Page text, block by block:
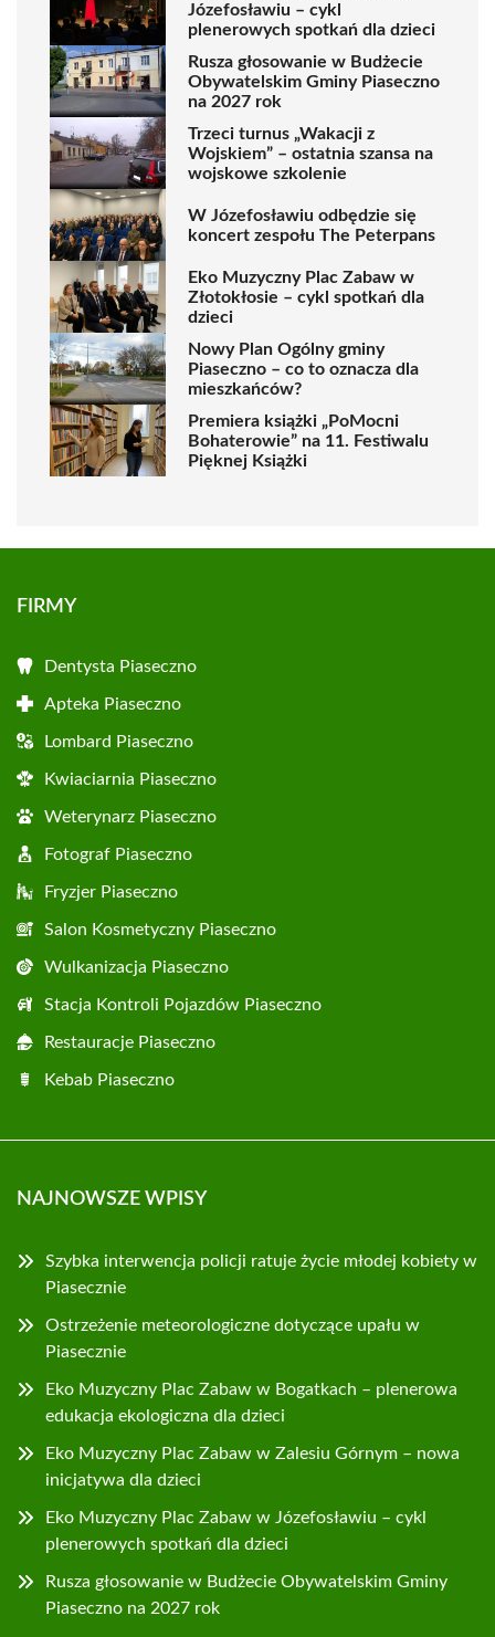
Józefosławiu – cykl
plenerowych spotkań dla dzieci
Rusza głosowanie w Budżecie
Obywatelskim Gminy Piaseczno
na 2027 rok
Trzeci turnus „Wakacji z
Wojskiem” – ostatnia szansa na
wojskowe szkolenie
W Józefosławiu odbędzie się
koncert zespołu The Peterpans
Eko Muzyczny Plac Zabaw w
Złotokłosie – cykl spotkań dla
dzieci
Nowy Plan Ogólny gminy
Piaseczno – co to oznacza dla
mieszkańców?
Premiera książki „PoMocni
Bohaterowie” na 11. Festiwalu
Pięknej Książki
FIRMY
Dentysta Piaseczno
Apteka Piaseczno
Lombard Piaseczno
Kwiaciarnia Piaseczno
Weterynarz Piaseczno
Fotograf Piaseczno
Fryzjer Piaseczno
Salon Kosmetyczny Piaseczno
Wulkanizacja Piaseczno
Stacja Kontroli Pojazdów Piaseczno
Restauracje Piaseczno
Kebab Piaseczno
NAJNOWSZE WPISY
Szybka interwencja policji ratuje życie młodej kobiety w
Piasecznie
Ostrzeżenie meteorologiczne dotyczące upału w
Piasecznie
Eko Muzyczny Plac Zabaw w Bogatkach – plenerowa
edukacja ekologiczna dla dzieci
Eko Muzyczny Plac Zabaw w Zalesiu Górnym – nowa
inicjatywa dla dzieci
Eko Muzyczny Plac Zabaw w Józefosławiu – cykl
plenerowych spotkań dla dzieci
Rusza głosowanie w Budżecie Obywatelskim Gminy
Piaseczno na 2027 rok